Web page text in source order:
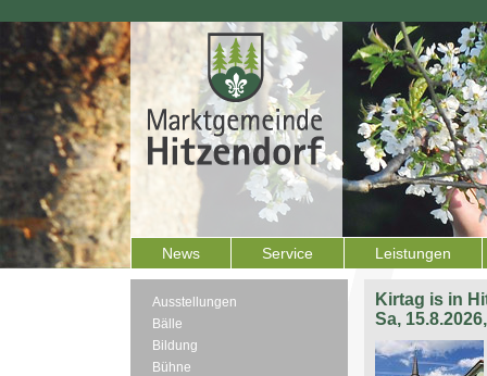
News Service Leistungen
Ausstellungen
Bälle
Bildung
Bühne
Kirtag is in
Sa,